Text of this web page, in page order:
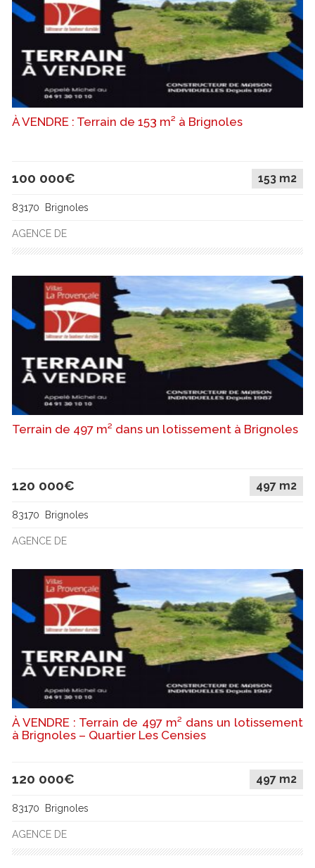
À VENDRE : Terrain de 153 m² à Brignoles
100 000€ 153 m2
83170 Brignoles
AGENCE DE
Terrain de 497 m² dans un lotissement à Brignoles
120 000€ 497 m2
83170 Brignoles
AGENCE DE
À VENDRE : Terrain de 497 m² dans un lotissement
à Brignoles – Quartier Les Censies
120 000€ 497 m2
83170 Brignoles
AGENCE DE